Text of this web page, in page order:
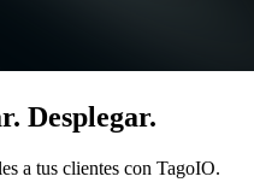
Desplegar.
a tus clientes con TagoIO.